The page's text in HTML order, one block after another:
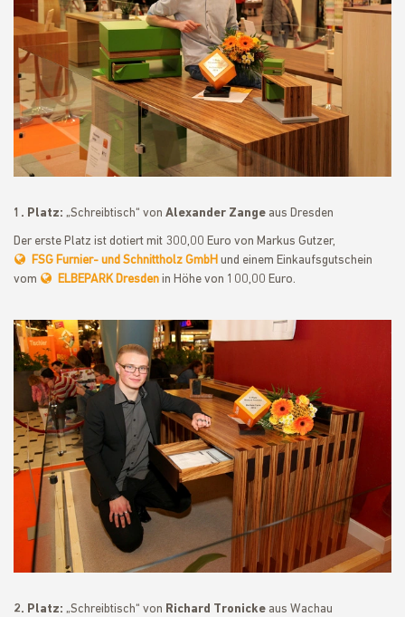
1. Platz: „Schreibtisch“ von Alexander Zange aus Dresden
Der erste Platz ist dotiert mit 300,00 Euro von Markus Gutzer,
FSG Furnier- und Schnittholz GmbH und einem Einkaufsgutschein
vom
ELBEPARK Dresden in Höhe von 100,00 Euro.
2. Platz: „Schreibtisch“ von Richard Tronicke aus Wachau